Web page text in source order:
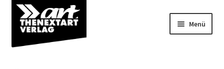
Zur
Navigation
springen
Zum
Inhalt
springen
Menü